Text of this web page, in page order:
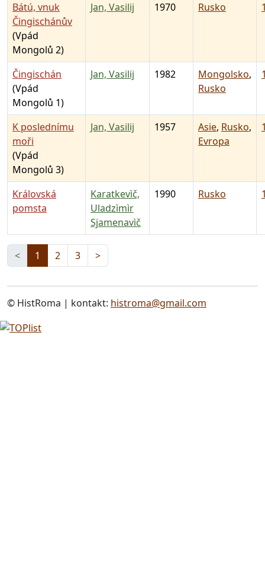
Bátú, vnuk
Čingischánův
(Vpád
Mongolů 2)
Jan, Vasilij 1970 Rusko
Čingischán
(Vpád
Mongolů 1)
Jan, Vasilij 1982 Mongolsko,
Rusko
K poslednímu
moři
(Vpád
Mongolů 3)
Jan, Vasilij 1957 Asie, Rusko,
Evropa
Královská
pomsta
Karatkevìč,
Uladzìmìr
Sjamenavìč
1990 Rusko
< 1 2 3 >
© HistRoma | kontakt: histroma@gmail.com